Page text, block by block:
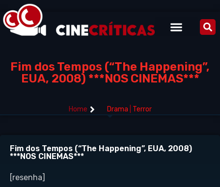
Fim dos Tempos (“The Happening”,
EUA, 2008) ***NOS CINEMAS***
Home Drama Terror
Fim dos Tempos (“The Happening”, EUA, 2008)
***NOS CINEMAS***
[resenha]